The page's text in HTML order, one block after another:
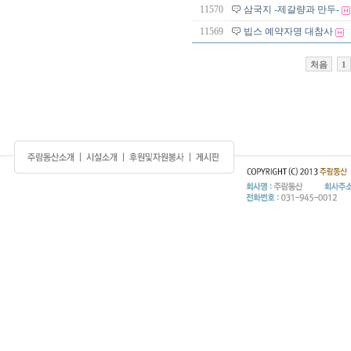
11570
삼국지 -제갈량과 만두-
11569
빕스 예약자명 대참사
처음 1